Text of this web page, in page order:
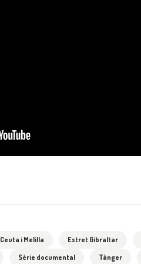
Ceuta i Melilla Estret Gibraltar
Sèrie documental Tànger